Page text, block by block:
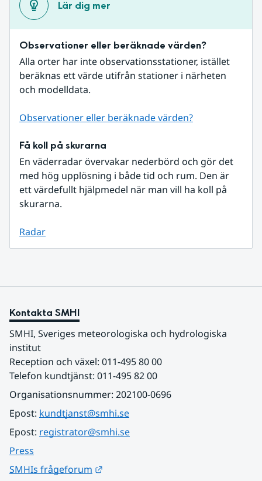
Lär dig mer
Observationer eller beräknade värden?
Alla orter har inte observationsstationer, istället
beräknas ett värde utifrån stationer i närheten
och modelldata.
Observationer eller beräknade värden?
Få koll på skurarna
En väderradar övervakar nederbörd och gör det
med hög upplösning i både tid och rum. Den är
ett värdefullt hjälpmedel när man vill ha koll på
skurarna.
Radar
Kontakta SMHI
SMHI, Sveriges meteorologiska och hydrologiska
institut
Reception och växel: 011-495 80 00
Telefon kundtjänst: 011-495 82 00
Organisationsnummer: 202100-0696
Epost: kundtjanst@smhi.se
Epost: registrator@smhi.se
Press
SMHIs frågeforum